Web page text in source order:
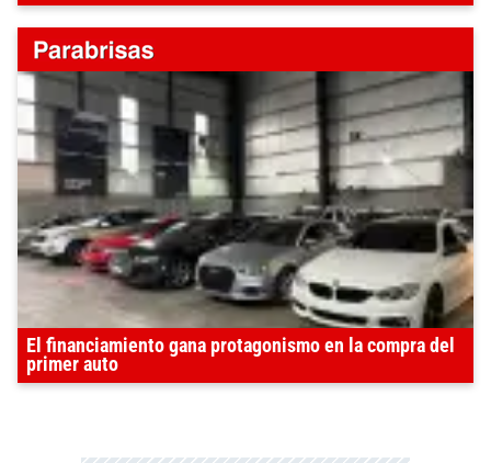
El financiamiento gana protagonismo en la compra del
primer auto